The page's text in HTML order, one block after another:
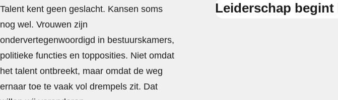
Talent kent geen geslacht. Kansen soms
nog wel. Vrouwen zijn
ondervertegenwoordigd in bestuurskamers,
politieke functies en topposities. Niet omdat
het talent ontbreekt, maar omdat de weg
ernaar toe te vaak vol drempels zit. Dat
Leiderschap